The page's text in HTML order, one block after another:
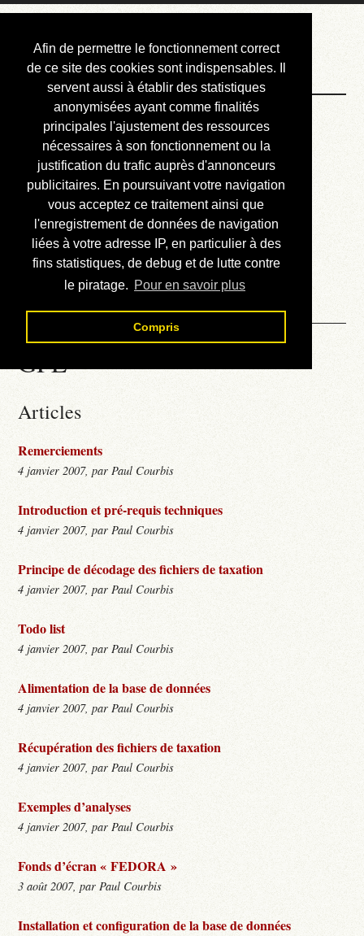
Afin de permettre le fonctionnement correct
de ce site des cookies sont indispensables. Il
servent aussi à établir des statistiques
anonymisées ayant comme finalités
principales l'ajustement des ressources
nécessaires à son fonctionnement ou la
justification du trafic auprès d'annonceurs
publicitaires. En poursuivant votre navigation
vous acceptez ce traitement ainsi que
l'enregistrement de données de navigation
liées à votre adresse IP, en particulier à des
fins statistiques, de debug et de lutte contre
le piratage. Pour en savoir plus
Compris
Courbis, « LE »
Blog Officiel
Bienvenue
Réalisations
Divers (et d’été)
Annonces
Liens externes
Téléchargement
Contact
GPL
Articles
Remerciements
4 janvier 2007, par Paul Courbis
Introduction et pré-requis techniques
4 janvier 2007, par Paul Courbis
Principe de décodage des fichiers de taxation
4 janvier 2007, par Paul Courbis
Todo list
4 janvier 2007, par Paul Courbis
Alimentation de la base de données
4 janvier 2007, par Paul Courbis
Récupération des fichiers de taxation
4 janvier 2007, par Paul Courbis
Exemples d’analyses
4 janvier 2007, par Paul Courbis
Fonds d’écran « FEDORA »
3 août 2007, par Paul Courbis
Installation et configuration de la base de données